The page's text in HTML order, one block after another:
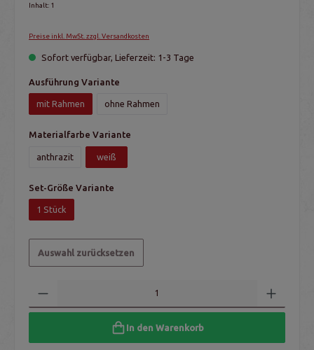
Inhalt: 1
Preise inkl. MwSt. zzgl. Versandkosten
Sofort verfügbar, Lieferzeit: 1-3 Tage
Ausführung Variante
mit Rahmen ohne Rahmen
Materialfarbe Variante
anthrazit weiß
Set-Größe Variante
1 Stück
Auswahl zurücksetzen
In den Warenkorb